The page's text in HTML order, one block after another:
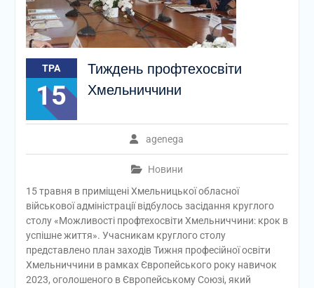
ТРА
15
Тиждень профтехосвіти
Хмельниччини
agenega
Новини
15 травня в приміщені Хмельницької обласної
військової адміністрації відбулось засідання круглого
столу «Можливості профтехосвіти Хмельниччини: крок в
успішне життя». Учасникам круглого столу
представлено план заходів Тижня професійної освіти
Хмельниччини в рамках Європейського року навичок
2023, оголошеного в Європейському Союзі, який